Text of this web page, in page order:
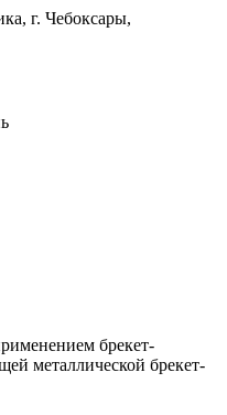
г. Чебоксары,
брекет-
металлической брекет-